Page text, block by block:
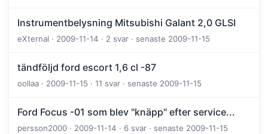
Instrumentbelysning Mitsubishi Galant 2,0 GLSI
eXternal · 2009-11-14 · 2 svar · senaste 2009-11-15
tändföljd ford escort 1,6 cl -87
oollaa · 2009-11-15 · 11 svar · senaste 2009-11-15
Ford Focus -01 som blev "knäpp" efter service...
persson2000 · 2009-11-14 · 6 svar · senaste 2009-11-15